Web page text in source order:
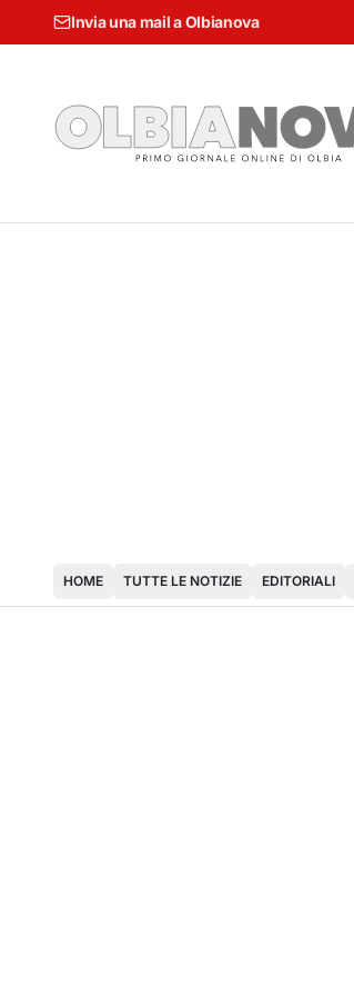
Invia una mail a Olbianova
HOME TUTTE LE NOTIZIE EDITORIALI